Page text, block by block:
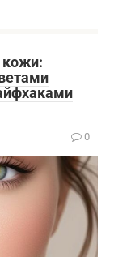
кожи:
0